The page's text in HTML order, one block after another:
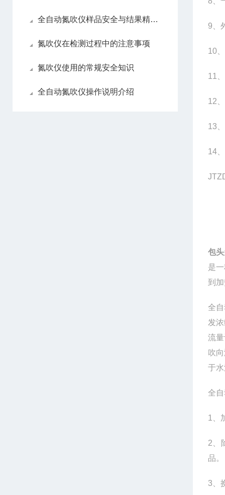
全自动氮吹仪样品安全与结果精准性
氮吹仪在检测过程中的注意事项
氮吹仪使用的常规安全知识
全自动氮吹仪操作说明介绍
9
10
11
12
13
14
包
是
到
全
发
流
吹
于
全
1
2
品。
3